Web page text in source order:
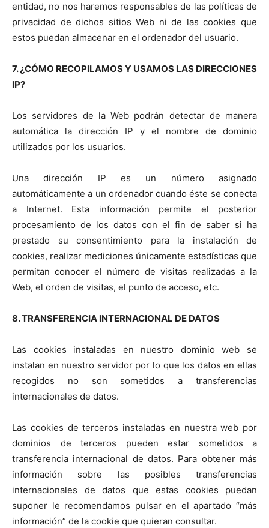
entidad, no nos haremos responsables de las políticas de
privacidad de dichos sitios Web ni de las cookies que
estos puedan almacenar en el ordenador del usuario.
7. ¿CÓMO RECOPILAMOS Y USAMOS LAS DIRECCIONES
IP?
Los servidores de la Web podrán detectar de manera
automática la dirección IP y el nombre de dominio
utilizados por los usuarios.
Una dirección IP es un número asignado
automáticamente a un ordenador cuando éste se conecta
a Internet. Esta información permite el posterior
procesamiento de los datos con el fin de saber si ha
prestado su consentimiento para la instalación de
cookies, realizar mediciones únicamente estadísticas que
permitan conocer el número de visitas realizadas a la
Web, el orden de visitas, el punto de acceso, etc.
8. TRANSFERENCIA INTERNACIONAL DE DATOS
Las cookies instaladas en nuestro dominio web se
instalan en nuestro servidor por lo que los datos en ellas
recogidos no son sometidos a transferencias
internacionales de datos.
Las cookies de terceros instaladas en nuestra web por
dominios de terceros pueden estar sometidos a
transferencia internacional de datos. Para obtener más
información sobre las posibles transferencias
internacionales de datos que estas cookies puedan
suponer le recomendamos pulsar en el apartado “más
información” de la cookie que quieran consultar.